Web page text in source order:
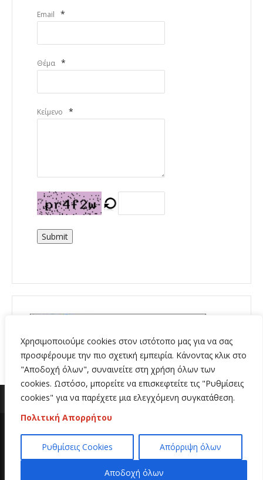
Χρησιμοποιούμε cookies στον ιστότοπο μας για να σας
προσφέρουμε την πιο σχετική εμπειρία. Κάνοντας κλικ στο
"Αποδοχή όλων", συναινείτε στη χρήση όλων των
cookies. Ωστόσο, μπορείτε να επισκεφτείτε τις "Ρυθμίσεις
cookies" για να παρέχετε μια ελεγχόμενη συγκατάθεση.
Πολιτική Απορρήτου
Ρυθμίσεις Cookies Απόρριψη όλων
Αποδοχή όλων
Email *
Θέμα *
Κείμενο *
Submit
Copyright 2020 | All Rights Reserved | Κατασκευή
ιστοσελίδων
Hi Web